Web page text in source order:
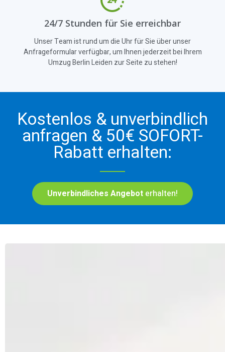
24/7 Stunden für Sie erreichbar
Unser Team ist rund um die Uhr für Sie über unser
Anfrageformular verfügbar, um Ihnen jederzeit bei Ihrem
Umzug Berlin Leiden zur Seite zu stehen!
Kostenlos & unverbindlich
anfragen & 50€ SOFORT-
Rabatt erhalten:
Unverbindliches Angebot erhalten!